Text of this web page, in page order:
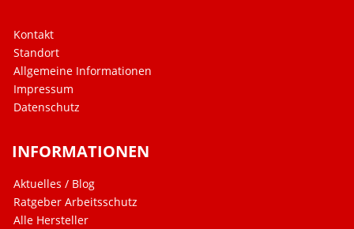
Kontakt
Standort
Allgemeine Informationen
Impressum
Datenschutz
INFORMATIONEN
Aktuelles / Blog
Ratgeber Arbeitsschutz
Alle Hersteller